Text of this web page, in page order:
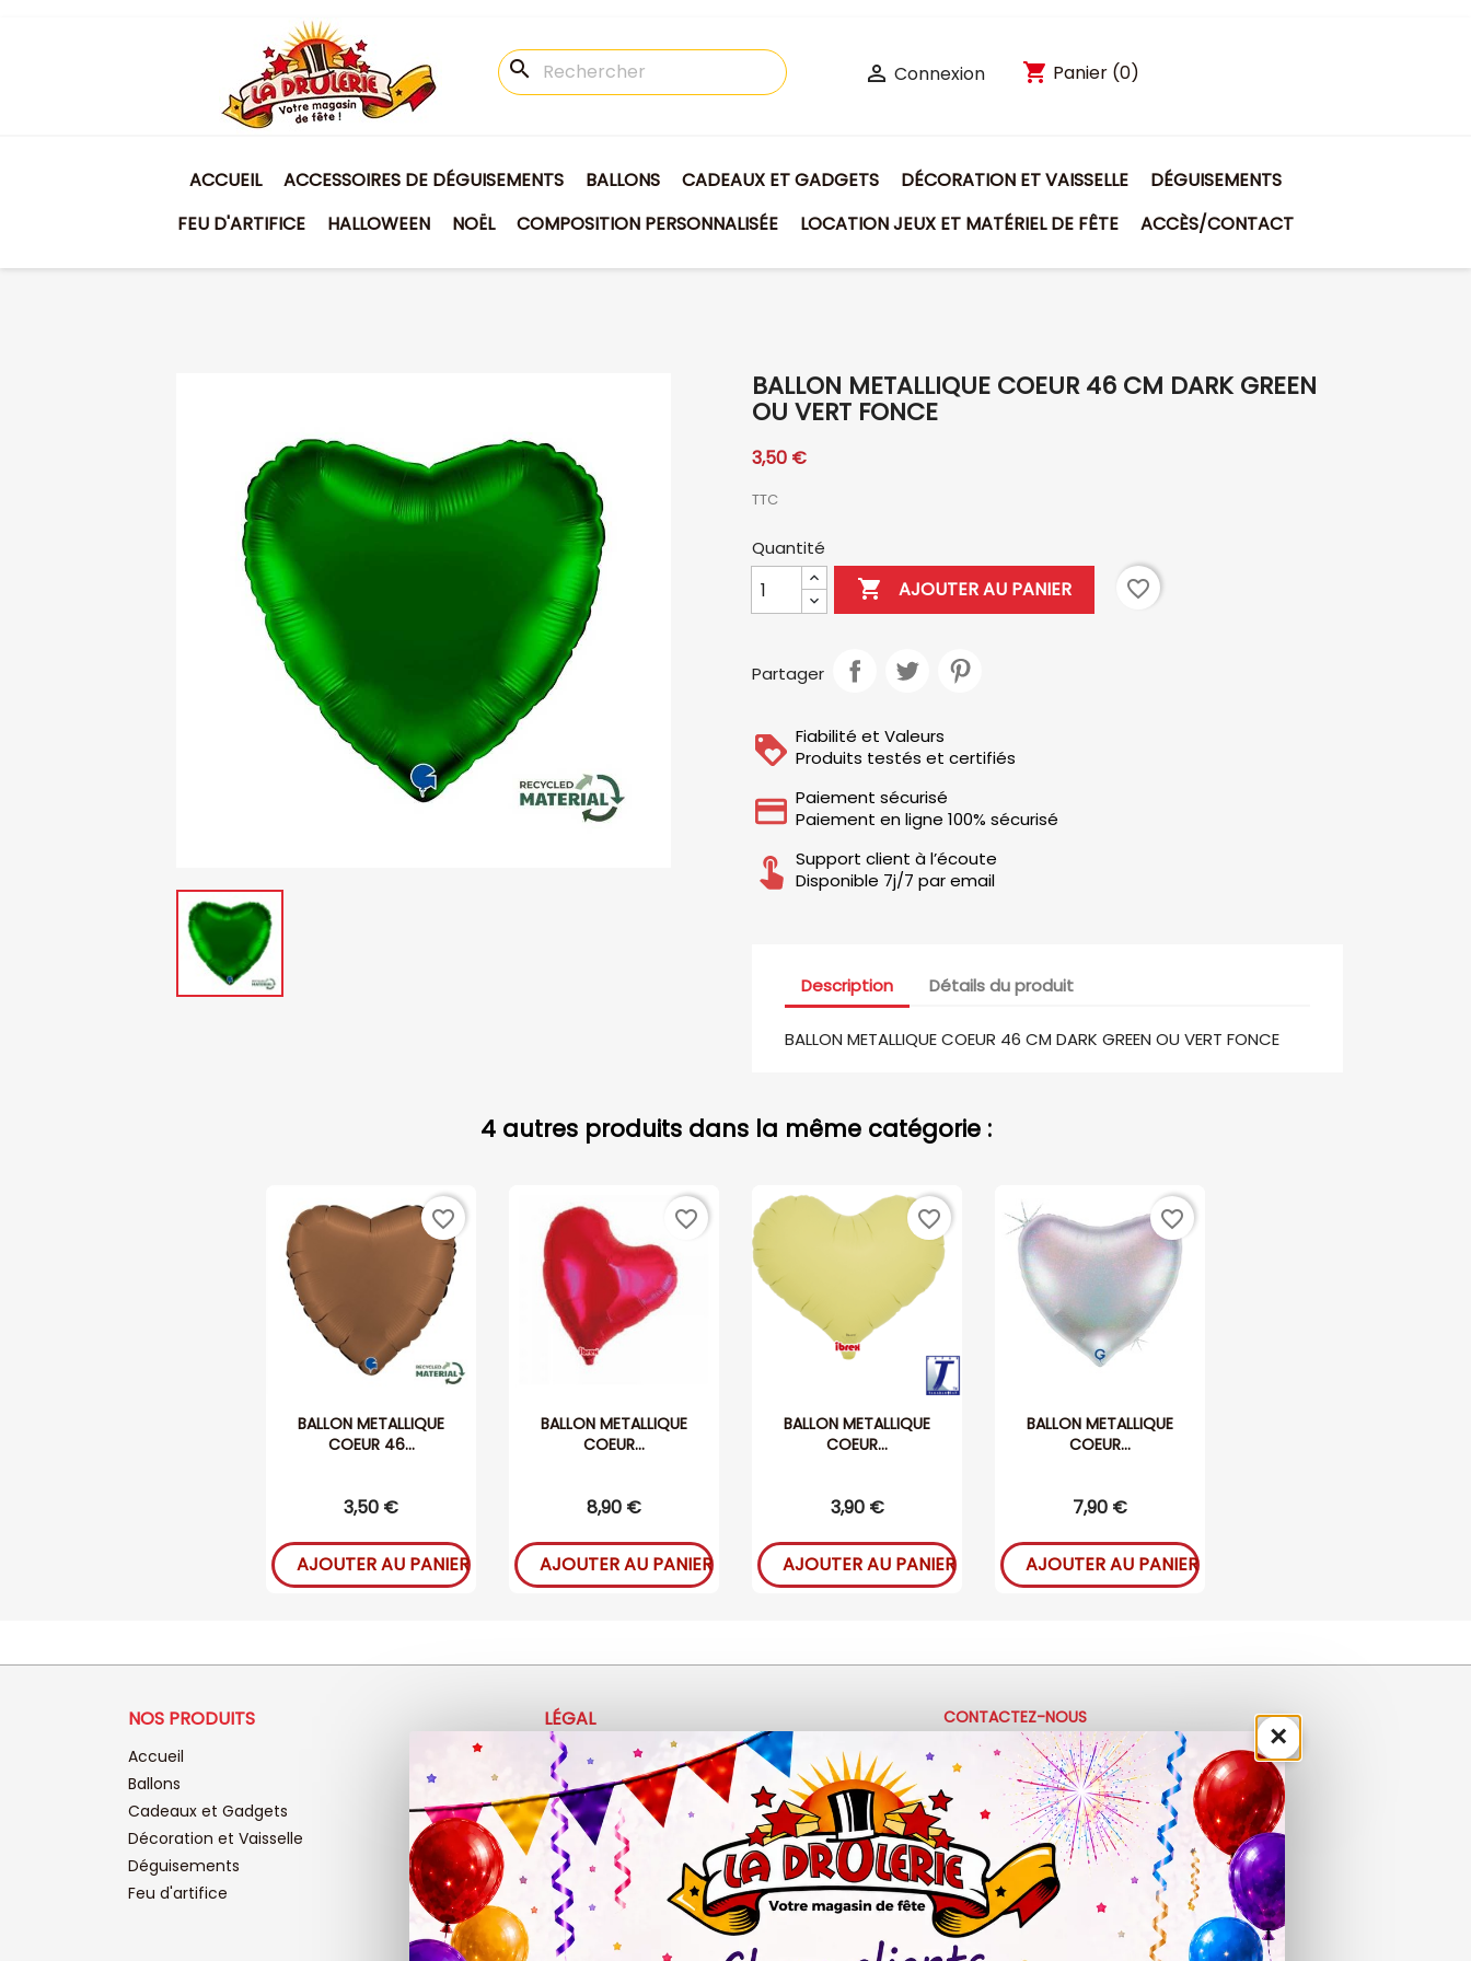
search  Connexion shopping_cart Panier (0)
ACCUEIL ACCESSOIRES DE DÉGUISEMENTS BALLONS CADEAUX ET GADGETS DÉCORATION ET VAISSELLE
DÉGUISEMENTS
FEU D'ARTIFICE
HALLOWEEN NOËL COMPOSITION PERSONNALISÉE LOCATION JEUX ET MATÉRIEL DE FÊTE ACCÈS/CONTACT
BALLON METALLIQUE COEUR 46 CM DARK GREEN
OU VERT FONCE
3,50 €
TTC
Quantité
 AJOUTER AU PANIER favorite_border
Partager
Fiabilité et Valeurs
Produits testés et certifiés
Paiement sécurisé
Paiement en ligne 100% sécurisé
Support client à l’écoute
Disponible 7j/7 par email
Description Détails du produit
BALLON METALLIQUE COEUR 46 CM DARK GREEN OU VERT FONCE
4 autres produits dans la même catégorie :
BALLON METALLIQUE
COEUR 46...
3,50 €
AJOUTER AU PANIER
favorite_border
BALLON METALLIQUE
COEUR...
8,90 €
AJOUTER AU PANIER
favorite_border
BALLON METALLIQUE
COEUR...
3,90 €
AJOUTER AU PANIER
favorite_border
BALLON METALLIQUE
COEUR...
7,90 €
AJOUTER AU PANIER
favorite_border
NOS PRODUITS
Accueil
Ballons
Cadeaux et Gadgets
Décoration et Vaisselle
Déguisements
Feu d'artifice
LÉGAL
Mentions légales
Politique de confidentialité
Conditions d'utilisation
CONTACTEZ-NOUS
+33 (0)4 50 40 81 00
contact@ladrolerie.fr
38 Rue de la Maladière
Z.A de la maladiere 01210 Ornex
Ma-Ve : 9h30 - 12h30 | 14h30 - 19h00
Sa : 9h30 - 12h30 | 14h00 - 18h30
×
© 2026 - La Drôlerie